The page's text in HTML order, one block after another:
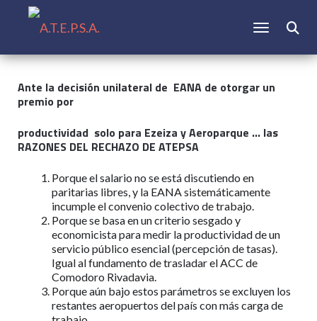
CAMBIAR
Ante la decisión unilateral de EANA de otorgar un
premio por
productividad solo para Ezeiza y Aeroparque … las
RAZONES DEL RECHAZO DE ATEPSA
Porque el salario no se está discutiendo en
paritarias libres, y la EANA sistemáticamente
incumple el convenio colectivo de trabajo.
Porque se basa en un criterio sesgado y
economicista para medir la productividad de un
servicio público esencial (percepción de tasas).
Igual al fundamento de trasladar el ACC de
Comodoro Rivadavia.
Porque aún bajo estos parámetros se excluyen los
restantes aeropuertos del país con más carga de